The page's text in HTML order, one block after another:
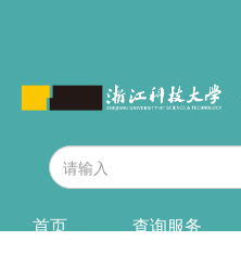
首页 查询服务